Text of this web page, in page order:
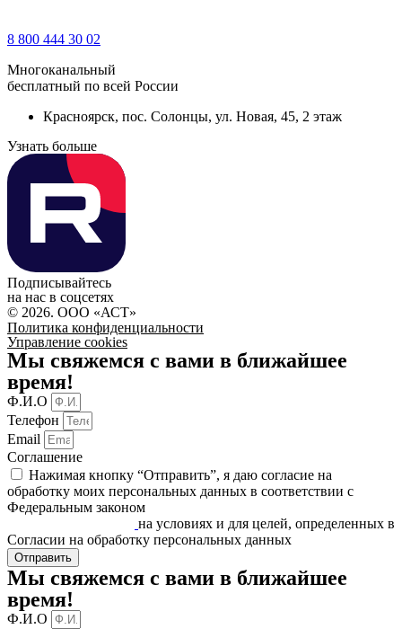
8 800 444 30 02
Многоканальный
бесплатный по всей России
Красноярск, пос. Солонцы, ул. Новая, 45, 2 этаж
Узнать больше
Подписывайтесь
на нас в соцсетях
© 2026. ООО «АСТ»
Политика конфиденциальности
Управление cookies
Мы свяжемся с вами в ближайшее
время!
Ф.И.О
Телефон
Email
Соглашение
Нажимая кнопку “Отправить”, я даю согласие на
обработку моих персональных данных в соответствии c
Федеральным законом
на условиях и для целей, определенных в
Согласии на обработку персональных данных
Отправить
Мы свяжемся с вами в ближайшее
время!
Ф.И.О